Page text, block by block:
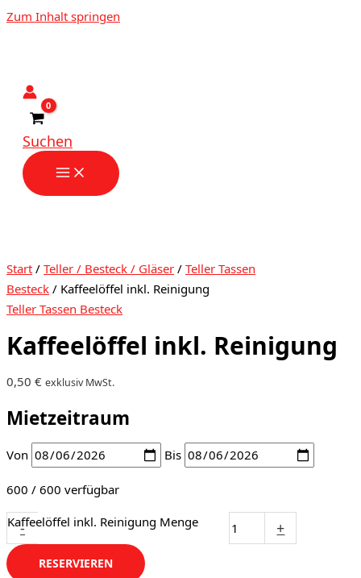
Zum Inhalt springen
Suchen
Start / Teller / Besteck / Gläser / Teller Tassen
Besteck / Kaffeelöffel inkl. Reinigung
Teller Tassen Besteck
Kaffeelöffel inkl. Reinigung
0,50 € exklusiv MwSt.
Mietzeitraum
Von Bis
600 / 600 verfügbar
-
Kaffeelöffel inkl. Reinigung Menge +
RESERVIEREN